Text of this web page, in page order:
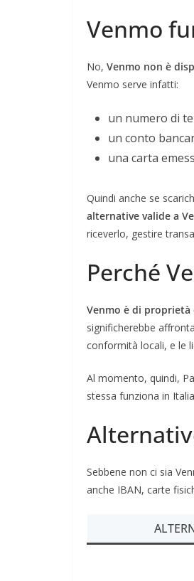
Venmo
No, Venmo non è
Venmo serve infatti:
un numero di
un conto
una carta
Quindi anche se
alternative valide a
riceverlo, gestire
Perché
Venmo è di proprietà
significherebbe
conformità locali, e le
Al momento, quindi,
stessa funziona in
Sebbene non ci sia
anche IBAN, carte